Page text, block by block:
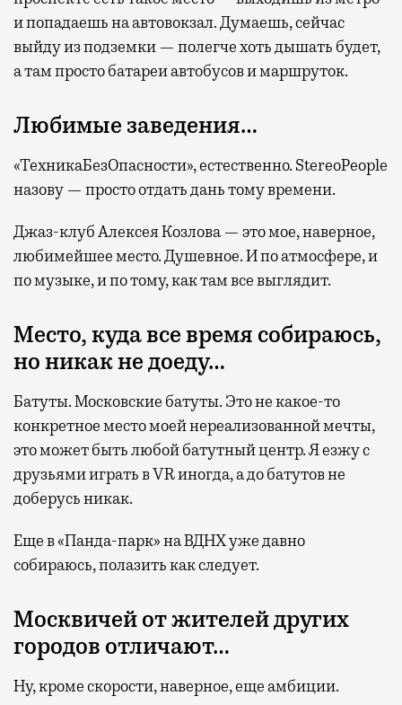
и попадаешь на автовокзал. Думаешь, сейчас
выйду из подземки — полегче хоть дышать будет,
а там просто батареи автобусов и маршруток.
Любимые заведения…
«ТехникаБезОпасности», естественно. StereoPeople
назову — просто отдать дань тому времени.
Джаз-клуб Алексея Козлова — это мое, наверное,
любимейшее место. Душевное. И по атмосфере, и
по музыке, и по тому, как там все выглядит.
Место, куда все время собираюсь,
но никак не доеду…
Батуты. Московские батуты. Это не какое-то
конкретное место моей нереализованной мечты,
это может быть любой батутный центр. Я езжу с
друзьями играть в VR иногда, а до батутов не
доберусь никак.
Еще в «Панда-парк» на ВДНХ уже давно
собираюсь, полазить как следует.
Москвичей от жителей других
городов отличают…
Ну, кроме скорости, наверное, еще амбиции.